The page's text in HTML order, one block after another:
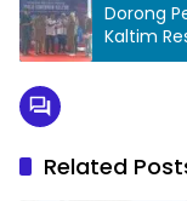
Dorong
Kaltim
Related